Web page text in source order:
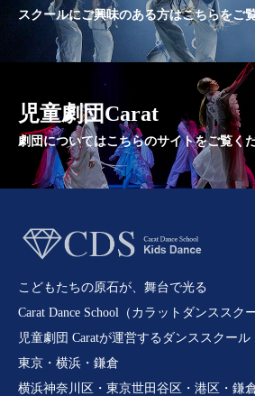
スクールにご興味のある方はこちらをご
児童劇団Carat
劇団についてはこちらのサイトをご覧くだ
こどもたちの原石が、舞台で光る
Carat Dance School（カラットダンススク
児童劇団 Caratが運営するダンススクール
東京・横浜・鎌倉
横浜神奈川区・東京世田谷区・港区・鎌